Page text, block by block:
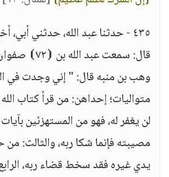
٤٣٥ - حدثنا عبد الله، حدثني
قال: سمعت عبد
وهب بن منبه قال: " إني وجدت في
متواليات؛ إحداهن: من قرأ كتاب
لن يغفر له، فهو من المستهزئين
مصيبته فإنما شكا ربه، والثالث:
يدي غيره فقد سخط قضاء ربه،